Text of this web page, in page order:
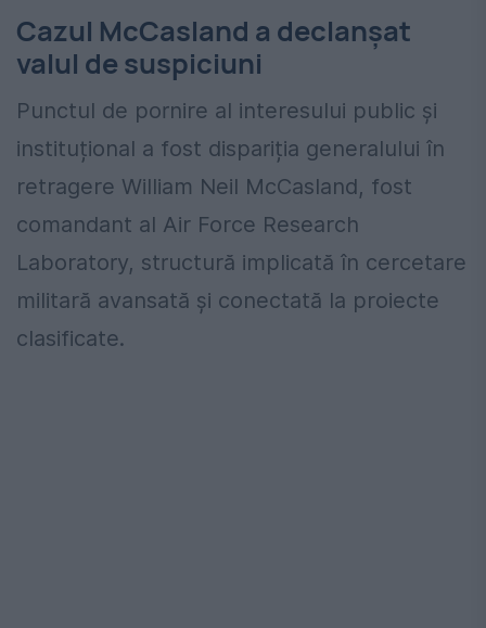
Cazul McCasland a declanșat
valul de suspiciuni
Punctul de pornire al interesului public și
instituțional a fost dispariția generalului în
retragere William Neil McCasland, fost
comandant al Air Force Research
Laboratory, structură implicată în cercetare
militară avansată și conectată la proiecte
clasificate.